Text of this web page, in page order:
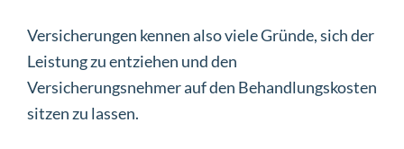
Versicherungen kennen also viele Gründe, sich der
Leistung zu entziehen und den
Versicherungsnehmer auf den Behandlungskosten
sitzen zu lassen.